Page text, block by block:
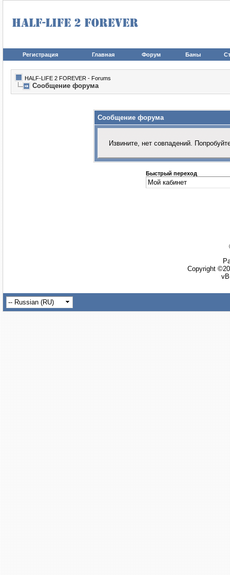
Регистрация Главная Форум Баны
HALF-LIFE 2 FOREVER - Forums
Сообщение форума
Сообщение форума
Извините, нет совпадений.
Быстрый переход
Copyright